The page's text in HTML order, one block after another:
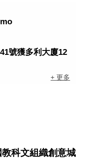
號獲多利大廈12
+ 更多
科文組織創意城